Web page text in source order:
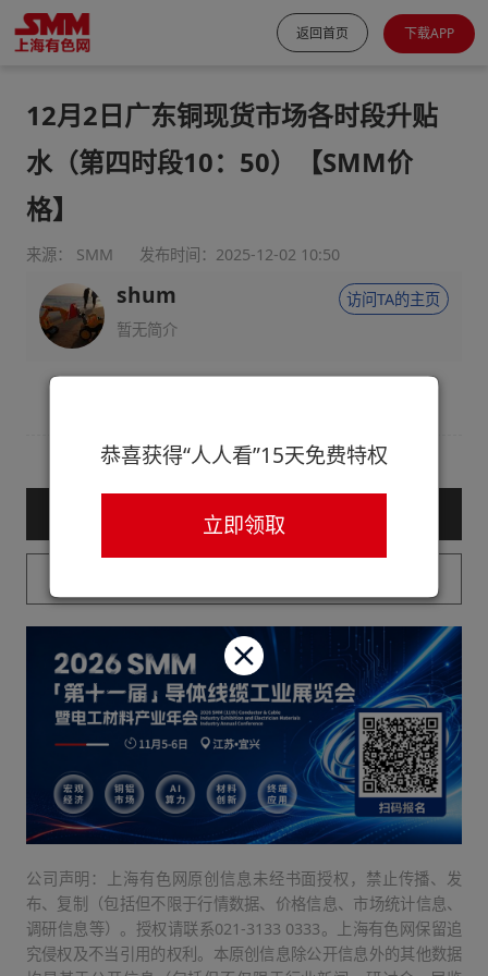
返回首页 下载APP
12月2日广东铜现货市场各时段升贴
水（第四时段10：50）【SMM价
格】
来源： SMM 发布时间：2025-12-02 10:50
shum
暂无简介
访问TA的主页
— 购买服务后查看全文 —
公司声明：上海有色网原创信息未经书面授权，禁止传播、发
布、复制（包括但不限于行情数据、价格信息、市场统计信息、
调研信息等）。授权请联系021-3133 0333。上海有色网保留追
究侵权及不当引用的权利。本原创信息除公开信息外的其他数据
恭喜获得“人人看”15天免费特权
立即领取